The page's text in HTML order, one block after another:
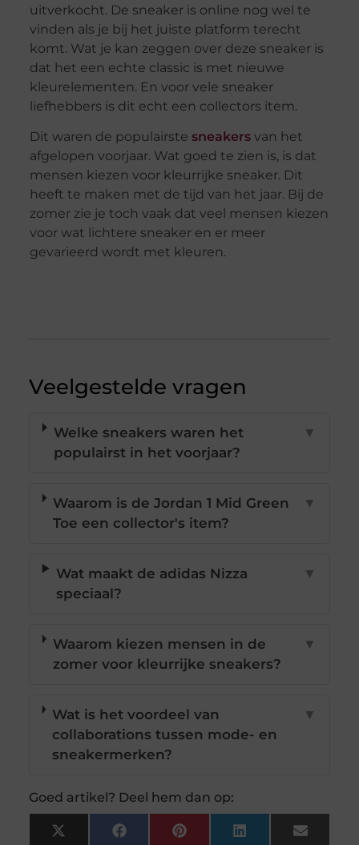
uitverkocht. De sneaker is online nog wel te
vinden als je bij het juiste platform terecht
komt. Wat je kan zeggen over deze sneaker is
dat het een echte classic is met nieuwe
kleurelementen. En voor vele sneaker
liefhebbers is dit echt een collectors item.
Dit waren de populairste sneakersvan het
afgelopen voorjaar. Wat goed te zien is, is dat
mensen kiezen voor kleurrijke sneaker. Dit
heeft te maken met de tijd van het jaar. Bij de
zomer zie je toch vaak dat veel mensen kiezen
voor wat lichtere sneaker en er meer
gevarieerd wordt met kleuren.
Veelgestelde vragen
Welke sneakers waren het
populairst in het voorjaar?
▼
Waarom is de Jordan 1 Mid Green
Toe een collector's item?
▼
Wat maakt de adidas Nizza
speciaal?
▼
Waarom kiezen mensen in de
zomer voor kleurrijke sneakers?
▼
Wat is het voordeel van
collaborations tussen mode- en
sneakermerken?
▼
Goed artikel? Deel hem dan op:
X
FacebookPinterestLinkedInEmail